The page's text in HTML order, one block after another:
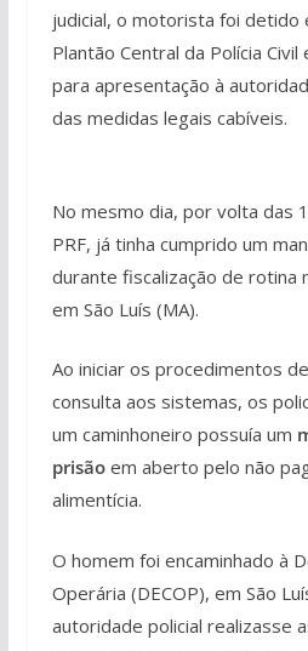
judicial, o motorista foi detido
Plantão Central da Polícia
para apresentação à
das medidas legais cabíveis.
No mesmo dia, por volta das
PRF, já tinha cumprido um
durante fiscalização de rotina
em São Luís (MA).
Ao iniciar os procedimentos
consulta aos sistemas, os
um caminhoneiro possuía um
prisãoem aberto pelo não
alimentícia.
O homem foi encaminhado à
Operária (DECOP), em São
autoridade policial realizasse